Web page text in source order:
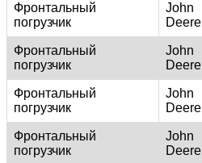
Фронтальный
погрузчик
John
Deere
Фронтальный
погрузчик
John
Deere
Фронтальный
погрузчик
John
Deere
Фронтальный
погрузчик
John
Deere